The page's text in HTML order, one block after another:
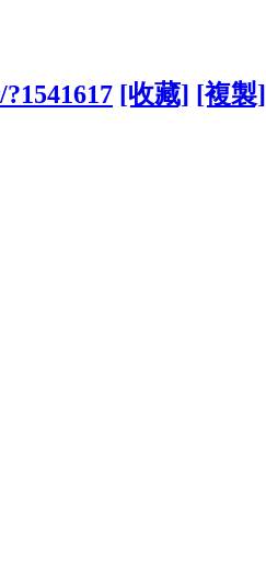
[收藏] [複製]